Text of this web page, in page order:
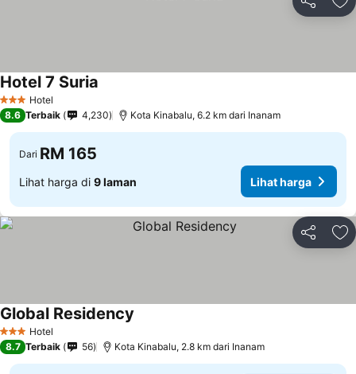
Kongsi
3 BintangHotel
Hotel 7 Suria
8.6 Terbaik 4,230 Kota Kinabalu, 6.2 km dari Inanam
Dari RM 165
Lihat harga di 9 laman Lihat harga
Kongsi
3 BintangHotel
Global Residency
8.7 Terbaik 56 Kota Kinabalu, 2.8 km dari Inanam